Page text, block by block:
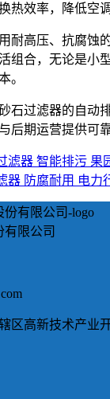
热效率，降低空
耐高压、抗腐蚀
组合，无论是小
。
石过滤器的自动
后期运营提供可
滤器 智能排污 果
器 防腐耐用 电力
限公司
区高新技术产业